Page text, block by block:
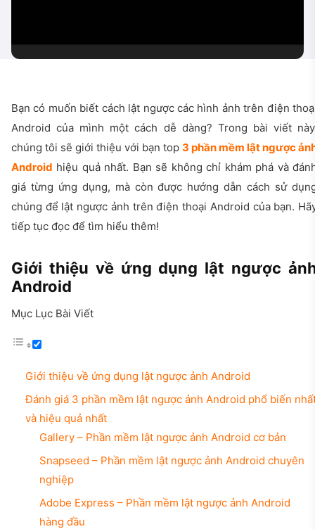
Bạn có muốn biết cách lật ngược các hình ảnh trên điện
Android của mình một cách dễ dàng? Trong bài viết
chúng tôi sẽ giới thiệu với bạn top 3 phần mềm lật ngược
Android hiệu quả nhất. Bạn sẽ không chỉ khám phá và
giá từng ứng dụng, mà còn được hướng dẫn cách sử
chúng để lật ngược ảnh trên điện thoại Android của bạn.
tiếp tục đọc để tìm hiểu thêm!
Giới thiệu về ứng dụng lật ngược
Android
Mục Lục Bài Viết
Giới thiệu về ứng dụng lật ngược ảnh Android
Đánh giá 3 phần mềm lật ngược ảnh Android phổ biến
và hiệu quả nhất
Gallery – Phần mềm lật ngược ảnh Android cơ bản
Snapseed – Phần mềm lật ngược ảnh Android chuyên
nghiệp
Adobe Express – Phần mềm lật ngược ảnh Android
hàng đầu